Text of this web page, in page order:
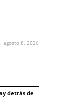
agosto 8, 2026
detrás de